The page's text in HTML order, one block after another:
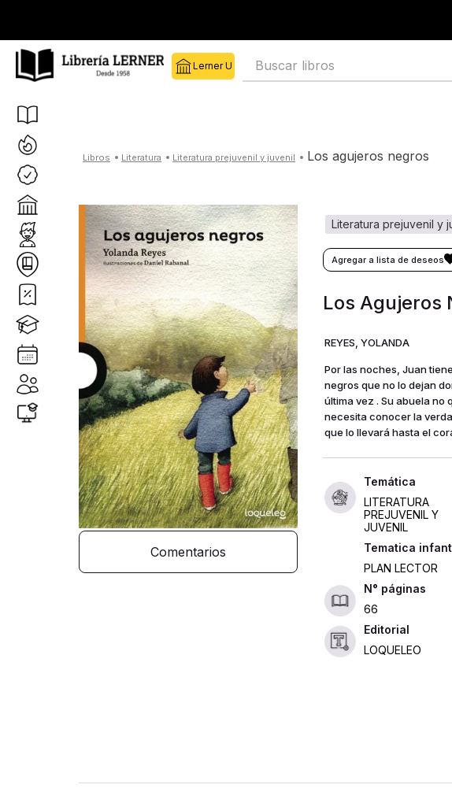
Buscar libros
literatura literatura prejuvenil y juvenil los agujeros negros
Comentarios
literatura prejuvenil y
Los Agujeros
REYES, YOLANDA
Por las noches, Juan
negros que no lo dejan
última vez . Su abuela no
necesita conocer la
que lo llevará hasta el
LITERATURA
PREJUVENIL Y
JUVENIL
Tematica
PLAN LECTOR
66
Editorial
LOQUELEO